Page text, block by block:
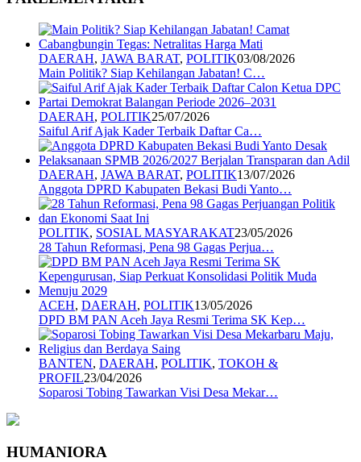
DAERAH, JAWA BARAT, POLITIK03/08/2026
Main Politik? Siap Kehilangan Jabatan! C…
DAERAH, POLITIK25/07/2026
Saiful Arif Ajak Kader Terbaik Daftar Ca…
DAERAH, JAWA BARAT, POLITIK13/07/2026
Anggota DPRD Kabupaten Bekasi Budi Yanto…
POLITIK, SOSIAL MASYARAKAT23/05/2026
28 Tahun Reformasi, Pena 98 Gagas Perjua…
ACEH, DAERAH, POLITIK13/05/2026
DPD BM PAN Aceh Jaya Resmi Terima SK Kep…
BANTEN, DAERAH, POLITIK, TOKOH &
PROFIL23/04/2026
Soparosi Tobing Tawarkan Visi Desa Mekar…
HUMANIORA